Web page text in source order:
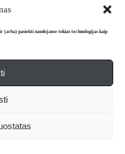
pasiekti naudojame tokias technologijas kaip
Tėvai mane antrą kartą
ka aisiu į profkę, o viskas